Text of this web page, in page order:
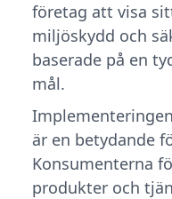
företag att visa
miljöskydd och
baserade på en
mål.
är en betydande
Konsumenterna
produkter och